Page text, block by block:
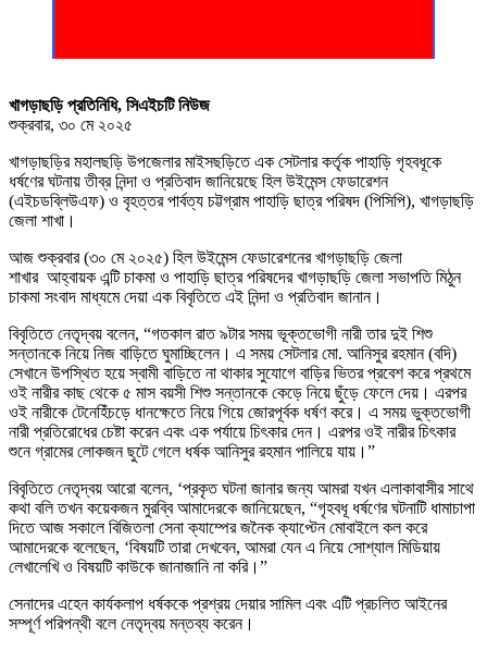
খাগড়াছড়ি প্রতিনিধি, সিএইচটি নিউজ
শুক্রবার, ৩০ মে ২০২৫
খাগড়াছড়ির মহালছড়ি উপজেলার মাইসছড়িতে এক সেটলার কর্তৃক পাহাড়ি গৃহবধূকে
ধর্ষণের ঘটনায় তীব্র নিন্দা ও প্রতিবাদ জানিয়েছে হিল উইমেন্স ফেডারেশন
(এইচডব্লিউএফ) ও বৃহত্তর পার্বত্য চট্টগ্রাম পাহাড়ি ছাত্র পরিষদ (পিসিপি), খাগড়াছড়ি
জেলা শাখা।
আজ শুক্রবার (৩০ মে ২০২৫) হিল উইমেন্স ফেডারেশনের খাগড়াছড়ি জেলা
শাখার আহ্বায়ক এন্টি চাকমা ও পাহাড়ি ছাত্র পরিষদের খাগড়াছড়ি জেলা সভাপতি মিঠুন
চাকমা সংবাদ মাধ্যমে দেয়া এক বিবৃতিতে এই নিন্দা ও প্রতিবাদ জানান।
বিবৃতিতে নেতৃদ্বয় বলেন, “গতকাল রাত ৯টার সময় ভূক্তভোগী নারী তার দুই শিশু
সন্তানকে নিয়ে নিজ বাড়িতে ঘুমাচ্ছিলেন। এ সময় সেটলার মো. আনিসুর রহমান (বদি)
সেখানে উপস্থিত হয়ে স্বামী বাড়িতে না থাকার সুযোগে বাড়ির ভিতর প্রবেশ করে প্রথমে
ওই নারীর কাছ থেকে ৫ মাস বয়সী শিশু সন্তানকে কেড়ে নিয়ে ছুঁড়ে ফেলে দেয়। এরপর
ওই নারীকে টেনেহিঁচড়ে ধানক্ষেতে নিয়ে গিয়ে জোরপূর্বক ধর্ষণ করে। এ সময় ভুক্তভোগী
নারী প্রতিরোধের চেষ্টা করেন এবং এক পর্যায়ে চিৎকার দেন। এরপর ওই নারীর চিৎকার
শুনে গ্রামের লোকজন ছুটে গেলে ধর্ষক আনিসুর রহমান পালিয়ে যায়।”
বিবৃতিতে নেতৃদ্বয় আরো বলেন, ‘প্রকৃত ঘটনা জানার জন্য আমরা যখন এলাকাবাসীর সাথে
কথা বলি তখন কয়েকজন মুরব্বি আমাদেরকে জানিয়েছেন, “গৃহবধূ ধর্ষণের ঘটনাটি ধামাচাপা
দিতে আজ সকালে বিজিতলা সেনা ক্যাম্পের জনৈক ক্যাপ্টেন মোবাইলে কল করে
আমাদেরকে বলেছেন, ‘বিষয়টি তারা দেখবেন, আমরা যেন এ নিয়ে সোশ্যাল মিডিয়ায়
লেখালেখি ও বিষয়টি কাউকে জানাজানি না করি।”
সেনাদের এহেন কার্যকলাপ ধর্ষককে প্রশ্রয় দেয়ার সামিল এবং এটি প্রচলিত আইনের
সম্পূর্ণ পরিপন্থী বলে নেতৃদ্বয় মন্তব্য করেন।